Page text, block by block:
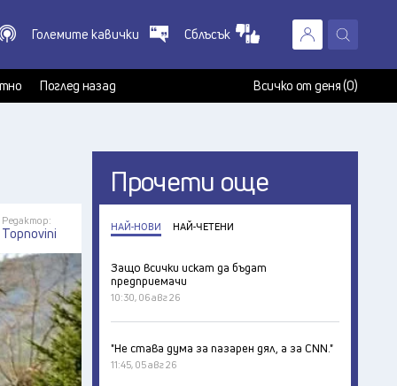
X
Големите кавички Сблъсък
Поглед назад Всичко от деня (0)
Редактор:
Topnovini
Прочети още
НАЙ-НОВИ НАЙ-ЧЕТЕНИ
Защо всички искат да бъдат
предприемачи
10:30, 06 авг 26
"Не става дума за пазарен дял, а за CNN."
11:45, 05 авг 26